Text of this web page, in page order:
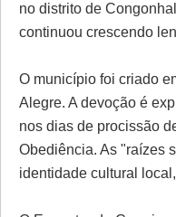
no distrito de
continuou crescendo
O município foi criado
Alegre. A devoção é
nos dias de procissão
Obediência. As "raízes
identidade cultural